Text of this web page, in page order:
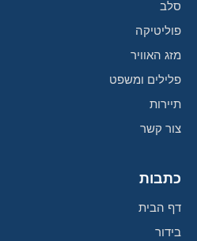
סלב
פוליטיקה
מזג האוויר
פלילים ומשפט
תיירות
צור קשר
כתבות
דף הבית
בידור